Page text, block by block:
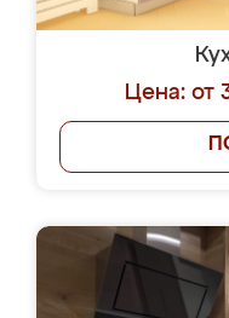
Цена: от